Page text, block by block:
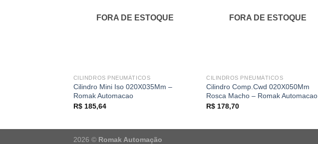
FORA DE ESTOQUE
CILINDROS PNEUMÁTICOS
Cilindro Mini Iso 020X035Mm –
Romak Automacao
R$185,64
FORA DE ESTOQUE
CILINDROS PNEUMÁTICOS
Cilindro Comp.Cwd 020X050Mm
Rosca Macho – Romak Automacao
R$ 178,70
2026 © Romak Automação